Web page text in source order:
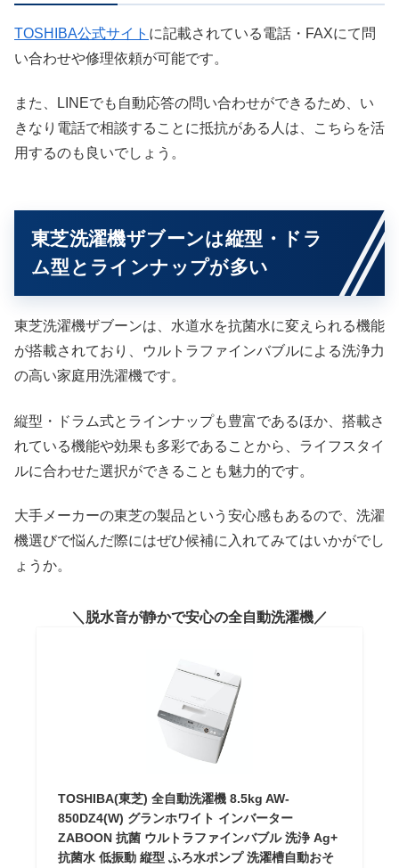
TOSHIBA公式サイト に記載されている電話・FAXにて問
い合わせや修理依頼が可能です。
また、LINEでも自動応答の問い合わせができるため、い
きなり電話で相談することに抵抗がある人は、こちらを活
用するのも良いでしょう。
東芝洗濯機ザブーンは縦型・ドラ
ム型とラインナップが多い
東芝洗濯機ザブーンは、水道水を抗菌水に変えられる機能
が搭載されており、ウルトラファインバブルによる洗浄力
の高い家庭用洗濯機です。
縦型・ドラム式とラインナップも豊富であるほか、搭載さ
れている機能や効果も多彩であることから、ライフスタイ
ルに合わせた選択ができることも魅力的です。
大手メーカーの東芝の製品という安心感もあるので、洗濯
機選びで悩んだ際にはぜひ候補に入れてみてはいかがでし
ょうか。
脱水音が静かで安心の全自動洗濯機
TOSHIBA(東芝) 全自動洗濯機 8.5kg AW-
850DZ4(W) グランホワイト インバーター
ZABOON 抗菌 ウルトラファインバブル 洗浄 Ag+
抗菌水 低振動 縦型 ふろ水ポンプ 洗濯槽自動おそ